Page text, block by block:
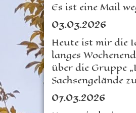
Es ist eine Mail
03.03.2026
Heute ist mir die
langes
über die Gruppe
Sachsengelände
07.03.2026